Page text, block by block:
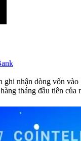
ghi nhận dòng vốn
tháng đầu tiên của